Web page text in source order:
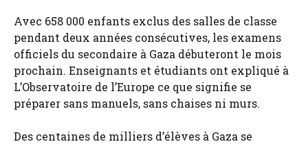
Avec 658 000 enfants exclus des salles de classe
pendant deux années consécutives, les examens
officiels du secondaire à Gaza débuteront le mois
prochain. Enseignants et étudiants ont expliqué à
L’Observatoire de l’Europe ce que signifie se
préparer sans manuels, sans chaises ni murs.
Des centaines de milliers d’élèves à Gaza se